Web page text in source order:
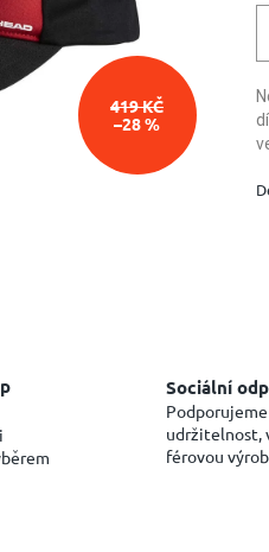
419 KČ
–28 %
Sociální
udržitelnost,
férovou